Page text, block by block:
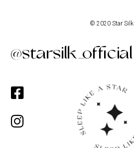
© 2020 Star Silk
@starsilk_official